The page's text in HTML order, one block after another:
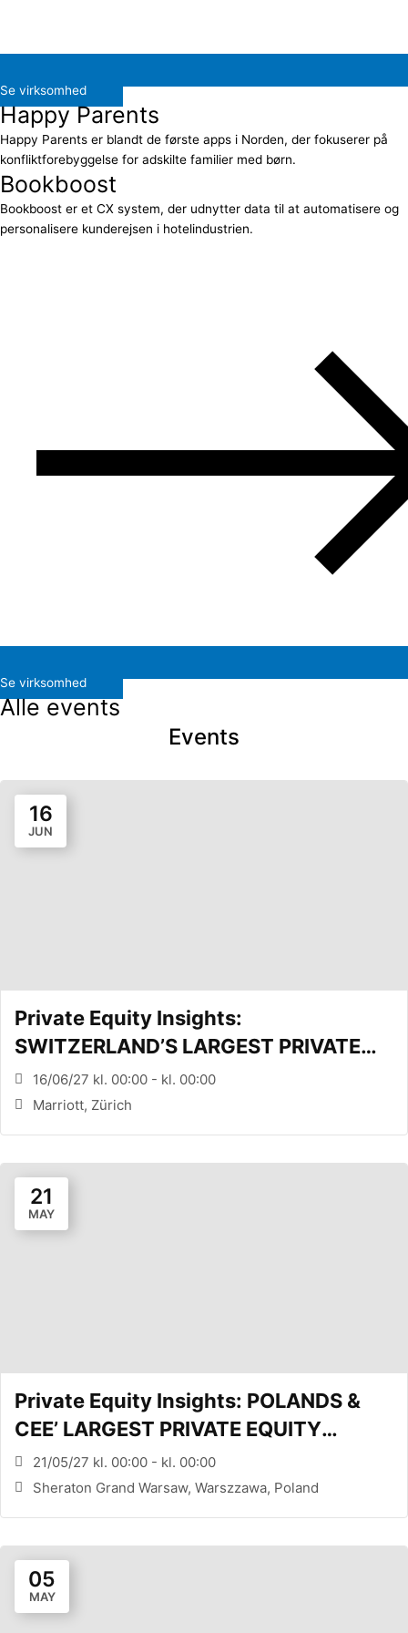
Se virksomhed
Happy Parents
Happy Parents er blandt de første apps i Norden, der fokuserer på
konfliktforebyggelse for adskilte familier med børn.
Bookboost
Bookboost er et CX system, der udnytter data til at automatisere og
personalisere kunderejsen i hotelindustrien.
Se virksomhed
Alle events
Events
16
JUN
Private Equity Insights:
SWITZERLAND’S LARGEST PRIVATE
EQUITY CONFERENCE (Zürich, CH)
16/06/27 kl. 00:00 - kl. 00:00
Marriott, Zürich
21
MAY
Private Equity Insights: POLANDS &
CEE’ LARGEST PRIVATE EQUITY
CONFERENCE (WARSAW, PL)
21/05/27 kl. 00:00 - kl. 00:00
Sheraton Grand Warsaw, Warszzawa, Poland
05
MAY